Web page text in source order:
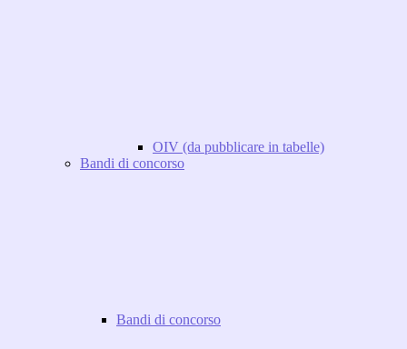
OIV (da pubblicare in tabelle)
Bandi di concorso
Bandi di concorso